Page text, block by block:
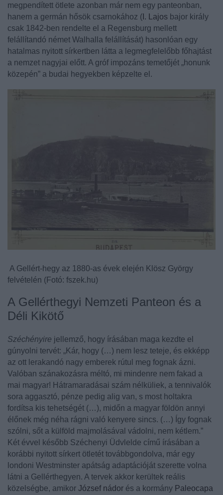
megpendített ötlete azonban már nem egy panteonban,
hanem a germán hősök csarnokához ( I. Lajos bajor király
csak 1842-ben rendelte el a Regensburg mellett
felállítandó német Walhalla felállítását) hasonlóan egy
hatalmas nyitott sírkertben látta a legmegfelelőbb főhajtást
a nemzet nagyjai előtt. A gróf impozáns temetőjét „honunk
közepén” a budai hegyekben képzelte el.
A Gellért-hegy az 1880-as évek elején Klösz György
felvételén (Fotó: fszek.hu)
A Gellérthegyi Nemzeti Panteon és a
Déli Kikötő
Széchényire jellemző, hogy írásában maga kezdte el
gúnyolni tervét: „Kár, hogy (…) nem lesz teteje, és ekképp
az ott lerakandó nagy emberek rútul meg fognak ázni.
Valóban szánakozásra méltó, mi mindenre nem fakad a
mai magyar! Hátramaradásai szám nélküliek, a tennivalók
sora aggasztó, pénze pedig alig van, s most holtakra
fordítsa kis tehetségét (…), midőn a magyar földön annyi
élőnek még néha rágni való kenyere sincs. (…) Így fognak
szólni, sőt a külföld majmolásával vádolni, nem kétlem.”
Két évvel később Széchenyi Üdvlelde című írásában a
korábbi nyitott sírkert ötletét továbbgondolva, már egy
londoni Westminster apátság adaptációját szerette volna
látni a Gellérthegyen. A tervek akkor kerültek reális
közelségbe, amikor József nádor és a kormány Paleocapa